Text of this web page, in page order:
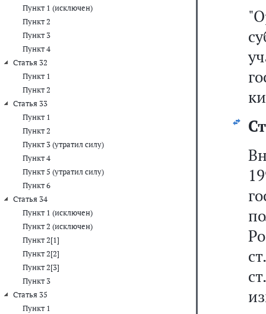
Пункт 1 (исключен)
Пункт 2
Пункт 3
Пункт 4
Статья 32
Пункт 1
Пункт 2
Статья 33
Пункт 1
Пункт 2
Пункт 3 (утратил силу)
Пункт 4
Пункт 5 (утратил силу)
Пункт 6
Статья 34
Пункт 1 (исключен)
Пункт 2 (исключен)
Пункт 2[1]
Пункт 2[2]
Пункт 2[3]
Пункт 3
Статья 35
Пункт 1